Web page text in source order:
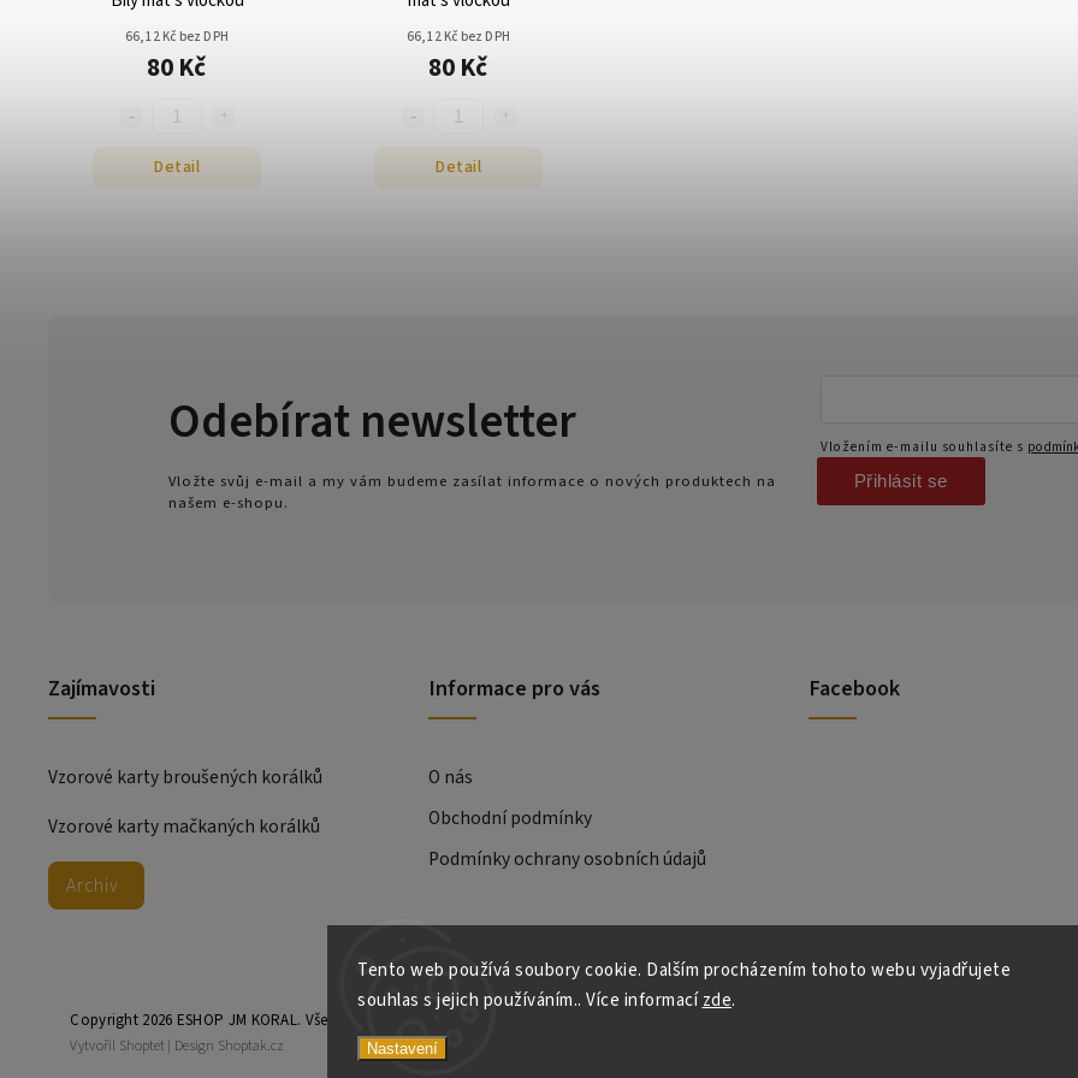
Tento web používá soubory cookie. Dalším procházením tohoto webu vyjadřujete
souhlas s jejich používáním.. Více informacízde.
Nastavení
66,12 Kč bez DPH
80 Kč
Detail
66,12 Kč bez DPH
80 Kč
Detail
Zajímavosti
Vzorové karty broušených korálků
Vzorové karty mačkaných korálků
Archiv
Odebírat newsletter
Vložte svůj e-mail a my vám budeme zasílat informace o nových produktech na
našem e-shopu.
Vložením e-mailu souhlasíte s
Přihlásit se
Informace pro vás
O nás
Obchodní podmínky
Podmínky ochrany osobních údajů
Facebook
Copyright 2026 ESHOP JM KORAL. Všechna práva vyhrazena.
Vytvořil Shoptet | Design Shoptak.cz